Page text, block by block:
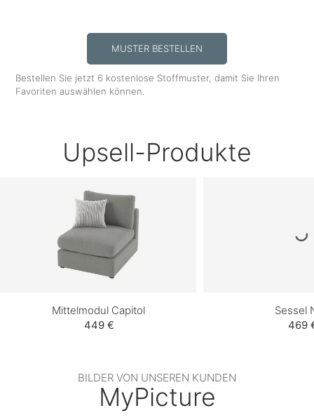
MUSTER BESTELLEN
Bestellen Sie jetzt 6 kostenlose Stoffmuster, damit Sie Ihren
Favoriten auswählen können.
Upsell-Produkte
Mittelmodul Capitol
449 €
Sessel
469
BILDER VON UNSEREN KUNDEN
MyPicture